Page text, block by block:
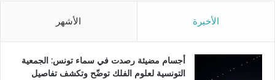
الأخيرة الأشهر
أجسام مضيئة رصدت في سماء تونس: الجمعية
التونسية لعلوم الفلك توضّح وتكشف تفاصيل